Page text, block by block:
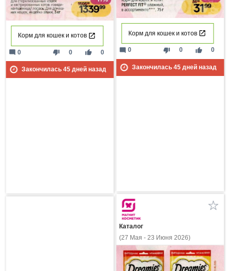
Корм для кошек и котов
thumb_down 0 thumb_up 0
mode_comment 0
Закончилась 45дней назад
Корм для кошек и котов
thumb_down 0 thumb_up 0
mode_comment 0
Закончилась 45дней назад
Каталог
(27 Мая - 23 Июня 2026)